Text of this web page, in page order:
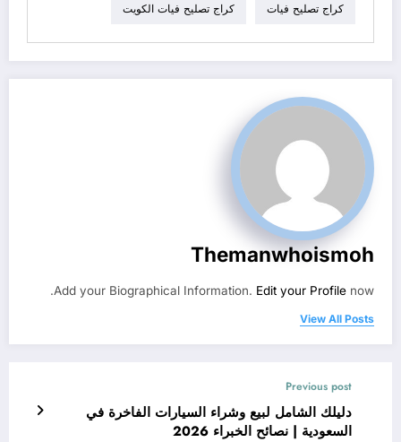
كراج تصليح فيات كراج تصليح فيات الكويت
Themanwhoismoh
Add your Biographical Information. Edit your Profile now.
View All Posts
Previous post
دليلك الشامل لبيع وشراء السيارات الفاخرة في
السعودية | نصائح الخبراء 2026